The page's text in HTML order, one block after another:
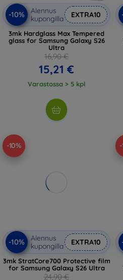
-10%
Alennus
kupongilla
EXTRA10
3mk Hardglass Max Tempered
glass for Samsung Galaxy S26
Ultra
16,90 €
15,21 €
Varastossa > 5 kpl
-10%
-10%
Alennus
kupongilla
EXTRA10
3mk StratCore700 Protective film
for Samsung Galaxy S26 Ultra
24,90 €